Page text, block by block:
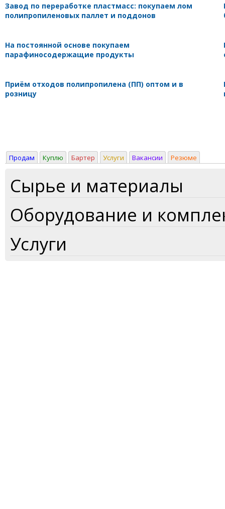
Завод по переработке пластмасс: покупаем лом
полипропиленовых паллет и поддонов
На постоянной основе покупаем
парафиносодержащие продукты
Приём отходов полипропилена (ПП) оптом и в
розницу
Продам Куплю Бартер Услуги Вакансии Резюме
Сырье и материалы
Оборудование и
Услуги